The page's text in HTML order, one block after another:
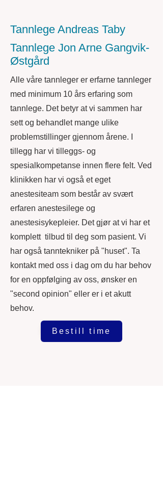
Tannlege Andreas Taby
Tannlege Jon Arne Gangvik-
Østgård
Alle våre tannleger er erfarne tannleger
med minimum 10 års erfaring som
tannlege. Det betyr at vi sammen har
sett og behandlet mange ulike
problemstillinger gjennom årene. I
tillegg har vi tilleggs- og
spesialkompetanse innen flere felt. Ved
klinikken har vi også et eget
anestesiteam som består av svært
erfaren anestesilege og
anestesisykepleier. Det gjør at vi har et
komplett tilbud til deg som pasient. Vi
har også tanntekniker på "huset". Ta
kontakt med oss i dag om du har behov
for en oppfølging av oss, ønsker en
"second opinion" eller er i et akutt
behov.
Bestill time